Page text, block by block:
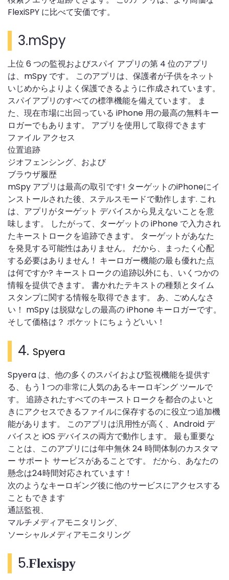
FlexiSPY に比べて安価です。
3.mSpy
上位 6 つの監視およびスパイ アプリの第 4 位のアプリ
は、mSpy です。 このアプリは、保護者が子供をネット
いじめからよりよく保護できるように作成されています。
スパイアプリのすべての標準機能を備えています。 ま
た、現在市場に出回っている iPhone 用の最高の無料キー
ロガーでもあります。 アプリを使用して取得できます
ファイル アクセス
位置追跡
ジオフェンシング、および
ブラウザ履歴
mSpy アプリは最高の取引です! ターゲットのiPhoneにイ
ンストールされた後、ステルスモードで動作します. これ
は、アプリがターゲット デバイスから見えないことを意
味します。 したがって、ターゲットの iPhone で入力され
たキーストロークを追跡できます。 ターゲットがあなた
を発見する可能性はありません。 だから、まったく心配
する必要はありません！ キーロガー機能の最も優れた点
は何ですか? キーストロークの追跡以外にも、いくつかの
情報を提供できます。 書かれたテキストの種類とタイム
スタンプに関する情報を取得できます。 あ、ごめんなさ
い！ mSpy は脱獄なしの最高の iPhone キーロガーです。
そして価格は？ ポケットにちょうどいい！
4. Spyera
Spyera は、他の多くのスパイおよび監視機能を提供す
る、もう 1 つの非常に人気のあるキーロギング ツールで
す。 追跡されたすべてのキーストロークを都合のよいと
きにアクセスできるファイルに保存するのに役立つ追加機
能があります。 このアプリは汎用性が高く、Android デ
バイスと iOS デバイスの両方で動作します。 最も重要な
ことは、このアプリには年中無休 24 時間体制のカスタマ
ー サポート サービスがあることです。 だから、あなたの
懸念は24時間対応されています！
次のようなキーロギング後に他のサービスにアクセスする
こともできます
通話監視、
マルチメディアモニタリング、
ソーシャルメディアモニタリング
5.Flexispy